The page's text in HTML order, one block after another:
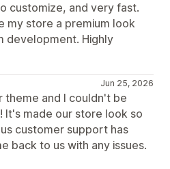
customize, and very fast.
my store a premium look
development. Highly
Jun 25, 2026
theme and I couldn't be
It's made our store look so
customer support has
back to us with any issues.